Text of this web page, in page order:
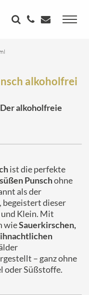
alkoholfrei
alkoholfreie
ist die perfekte
Punschohne
als der
, begeistert dieser
Klein. Mit
wieSauerkirschen,
– ganz ohne
oder Süßstoffe.